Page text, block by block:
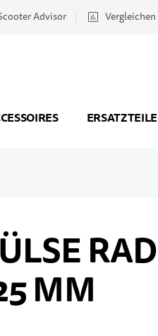
Advisor Vergleichen
ERSATZTEILE
RAD
MM